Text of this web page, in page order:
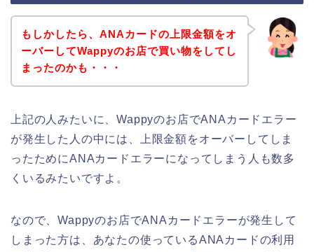
もしかしたら、ANAカードの上限金額をオ
ーバーしてWappyのお店で買い物をしてし
まったのかも・・・
上記の人みたいに、Wappyのお店でANAカードエラー
が発生した人の中には、上限金額をオーバーしてしま
ったためにANAカードエラーになってしまう人も数多
くいるみたいですよ。
なので、Wappyのお店でANAカードエラーが発生して
しまった方は、あなたの使っているANAカードの利用